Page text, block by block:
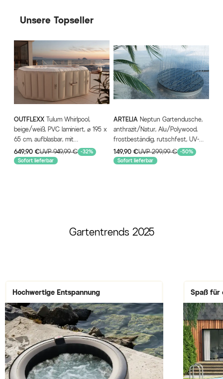
Unsere Topseller
OUTFLEXX
beige/weiß, PVC laminiert, ⌀ 195 x
65 cm, aufblasbar, mit
Massagedüsen, integriertes
Ablassventil, UV-beständig
649,90 €UVP 949,99 € -32%
Sofort lieferbar
ARTELIA
anthrazit/Natur, Alu/Polywood,
frostbeständig, rutschfest, UV-
Beständig
149,90 €UVP 299,99 € -50%
Sofort lieferbar
Gartentrends 2025
Hochwertige Entspannung Spaß für